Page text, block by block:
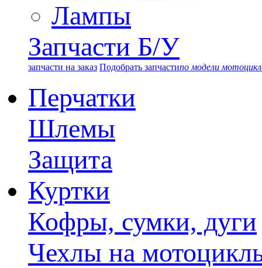
Лампы
Запчасти Б/У
запчасти на заказ Подобрать запчастипо модели
Перчатки
Шлемы
Защита
Куртки
Кофры, сумки, дуги
Чехлы на